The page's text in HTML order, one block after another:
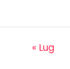
« Lug